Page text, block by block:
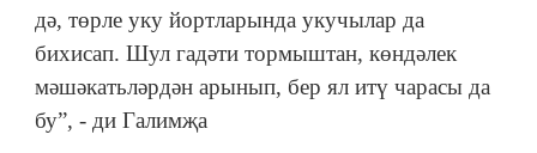
дә, төрле уку йортларында укучылар да
бихисап. Шул гадәти тормыштан, көндәлек
мәшәкатьләрдән арынып, бер ял итү чарасы да
бу”, - ди Галимҗа